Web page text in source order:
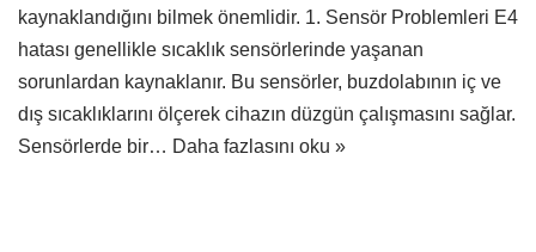
kaynaklandığını bilmek önemlidir. 1. Sensör Problemleri E4
hatası genellikle sıcaklık sensörlerinde yaşanan
sorunlardan kaynaklanır. Bu sensörler, buzdolabının iç ve
dış sıcaklıklarını ölçerek cihazın düzgün çalışmasını sağlar.
Sensörlerde bir… Daha fazlasını oku »